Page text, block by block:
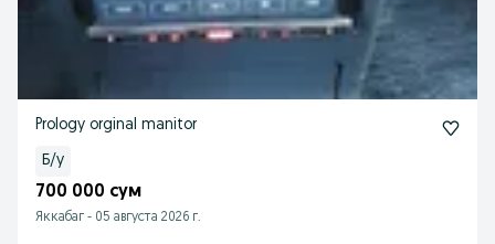
Prology orginal manitor
Б/у
700 000 сум
Яккабаг - 05 августа 2026 г.